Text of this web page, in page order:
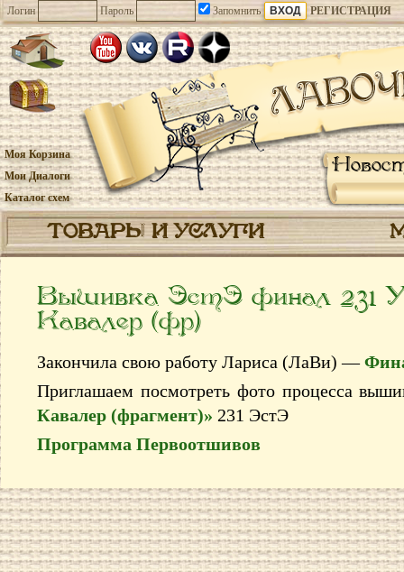
Логин Пароль Запомнить РЕГИСТРАЦИЯ
Моя Корзина
Мои Диалоги
Каталог схем
ТОВАРЫ И УСЛУГИ
Вышивка ЭстЭ финал 231
Кавалер (фр)
Закончила свою работу Лариса (ЛаВи) —
Приглашаем посмотреть фото процесса
Кавалер (фрагмент)» 231 ЭстЭ
Программа Первоотшивов